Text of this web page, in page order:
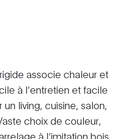
associe chaleur et
à l’entretien et facile
living, cuisine, salon,
choix de couleur,
à l’imitation bois.